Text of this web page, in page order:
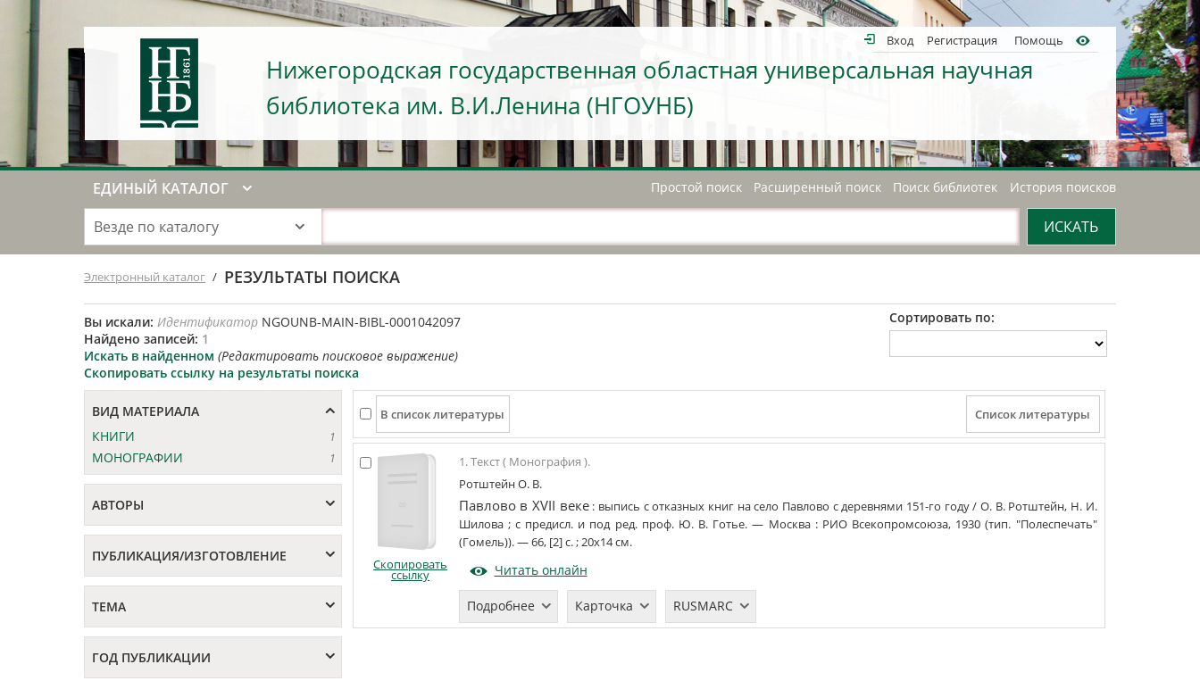
Вход Регистрация Помощь
Нижегородская государственная областная универсальная научная
библиотека им. В.И.Ленина (НГОУНБ)
ЕДИНЫЙ КАТАЛОГ Простой поиск Расширенный поиск Поиск библиотек История поисков
Везде по каталогу
Электронный каталог / РЕЗУЛЬТАТЫ ПОИСКА
Сортировать по:
Вы искали: Идентификатор NGOUNB-MAIN-BIBL-0001042097
Найдено записей: 1
Искать в найденном (Редактировать поисковое выражение)
Скопировать ссылку на результаты поиска
ВИД МАТЕРИАЛА
КНИГИ
1
МОНОГРАФИИ 1
АВТОРЫ
ПУБЛИКАЦИЯ/ИЗГОТОВЛЕНИЕ
ТЕМА
ГОД ПУБЛИКАЦИИ
Скопировать
ссылку
1. Текст ( Монография ).
Ротштейн О. В.
Павлово в XVII веке : выпись с отказных книг на село Павлово с деревнями 151-го году / О. В. Ротштейн, Н. И.
Шилова ; с предисл. и под ред. проф. Ю. В. Готье. — Москва :РИО Всекопромсоюза, 1930(тип. "Полеспечать"
(Гомель)). —66, [2] с.;20х14см.
Читать онлайн
Подробнее Карточка RUSMARC